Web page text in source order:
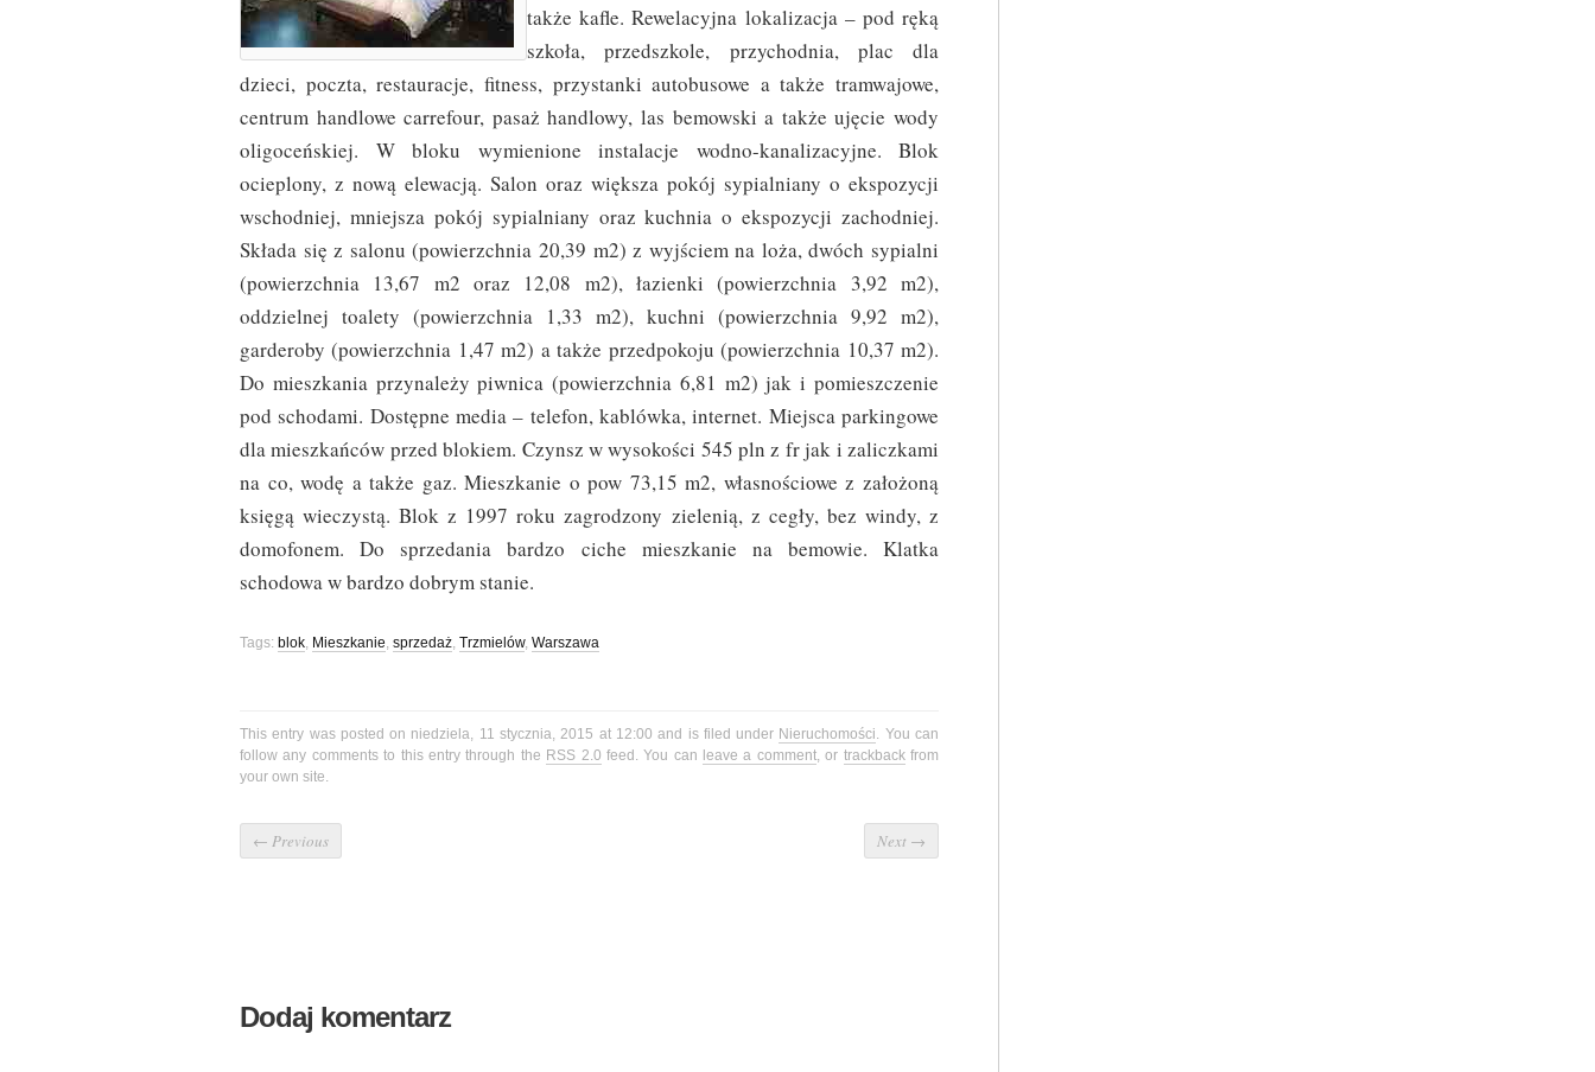
także kafle. Rewelacyjna lokalizacja – pod ręką
szkoła, przedszkole, przychodnia, plac dla
dzieci, poczta, restauracje, fitness, przystanki autobusowe a także tramwajowe,
centrum handlowe carrefour, pasaż handlowy, las bemowski a także ujęcie wody
oligoceńskiej. W bloku wymienione instalacje wodno-kanalizacyjne. Blok
ocieplony, z nową elewacją. Salon oraz większa pokój sypialniany o ekspozycji
wschodniej, mniejsza pokój sypialniany oraz kuchnia o ekspozycji zachodniej.
Składa się z salonu (powierzchnia 20,39 m2) z wyjściem na loża, dwóch sypialni
(powierzchnia 13,67 m2 oraz 12,08 m2), łazienki (powierzchnia 3,92 m2),
oddzielnej toalety (powierzchnia 1,33 m2), kuchni (powierzchnia 9,92 m2),
garderoby (powierzchnia 1,47 m2) a także przedpokoju (powierzchnia 10,37 m2).
Do mieszkania przynależy piwnica (powierzchnia 6,81 m2) jak i pomieszczenie
pod schodami. Dostępne media – telefon, kablówka, internet. Miejsca parkingowe
dla mieszkańców przed blokiem. Czynsz w wysokości 545 pln z fr jak i zaliczkami
na co, wodę a także gaz. Mieszkanie o pow 73,15 m2, własnościowe z założoną
księgą wieczystą. Blok z 1997 roku zagrodzony zielenią, z cegły, bez windy, z
domofonem. Do sprzedania bardzo ciche mieszkanie na bemowie. Klatka
schodowa w bardzo dobrym stanie.
Tags: blok, Mieszkanie, sprzedaż, Trzmielów, Warszawa
This entry was posted on niedziela, 11 stycznia, 2015 at 12:00 and is filed under Nieruchomości. You can
follow any comments to this entry through the RSS 2.0 feed. You can leave a comment, or trackbackfrom
your own site.
← Previous Next →
Dodaj komentarz